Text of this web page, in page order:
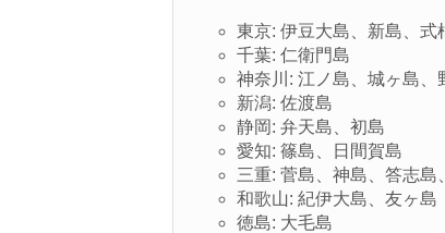
東京: 伊豆大島、新島、
千葉: 仁衛門島
神奈川: 江ノ島、城ヶ島、
新潟: 佐渡島
静岡: 弁天島、初島
愛知: 篠島、日間賀島
三重: 菅島、神島、答志
和歌山: 紀伊大島、友ヶ島
徳島: 大毛島